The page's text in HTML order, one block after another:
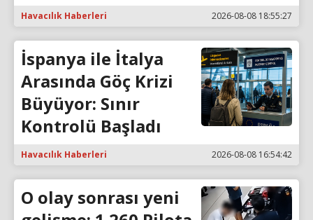
Havacılık Haberleri 2026-08-08 18:55:27
İspanya ile İtalya
Arasında Göç Krizi
Büyüyor: Sınır
Kontrolü Başladı
Havacılık Haberleri 2026-08-08 16:54:42
O olay sonrası yeni